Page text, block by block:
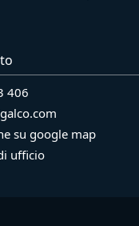
406
su google map
ufficio